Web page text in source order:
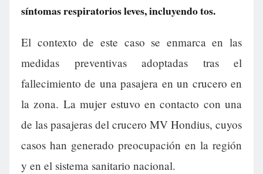
síntomas respiratorios leves, incluyendo tos.
El contexto de este caso se enmarca en las
medidas preventivas adoptadas tras el
fallecimiento de una pasajera en un crucero en
la zona. La mujer estuvo en contacto con una
de las pasajeras del crucero MV Hondius, cuyos
casos han generado preocupación en la región
y en el sistema sanitario nacional.